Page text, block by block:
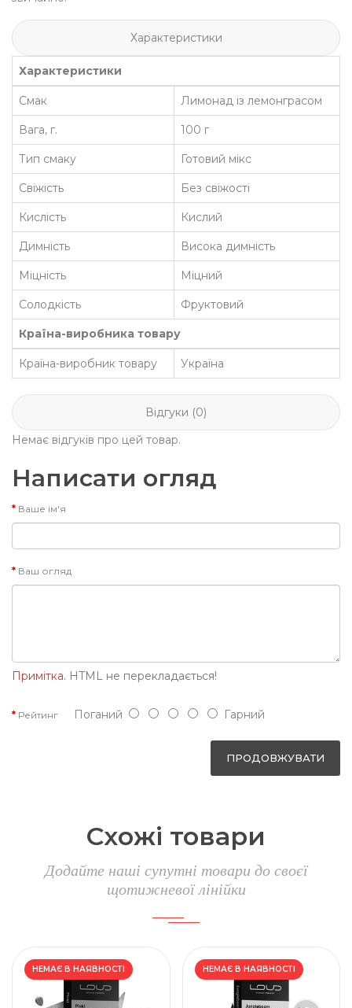
Характеристики
Характеристики
Смак Лимонад із лемонграсом
Вага, г. 100 г
Тип смаку Готовий мікс
Свіжість Без свіжості
Кислість Кислий
Димність Висока димність
Міцність Міцний
Солодкість Фруктовий
Країна-виробника товару
Країна-виробник товару Україна
Відгуки (0)
Немає відгуків про цей товар.
Написати огляд
Ваше ім'я
Ваш огляд
Примітка. HTML не перекладається!
Рейтинг Поганий Гарний
ПРОДОВЖУВАТИ
Схожі товари
Додайте наші супутні товари до своєї
щотижневої лінійки
НЕМАЄ В НАЯВНОСТІ НЕМАЄ В НАЯВНОСТІ